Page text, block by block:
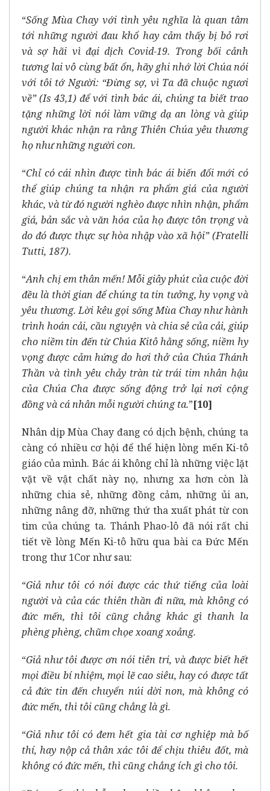
“Sống Mùa Chay với tình yêu nghĩa là quan tâm
tới những người đau khổ hay cảm thấy bị bỏ rơi
và sợ hãi vì đại dịch Covid-19. Trong bối cảnh
tương lai vô cùng bất ổn, hãy ghi nhớ lời Chúa nói
với tôi tớ Người: “Đừng sợ, vì Ta đã chuộc ngươi
về” (Is 43,1) để với tình bác ái, chúng ta biết trao
tặng những lời nói làm vững dạ an lòng và giúp
người khác nhận ra rằng Thiên Chúa yêu thương
họ như những người con.
“Chỉ có cái nhìn được tình bác ái biến đổi mới có
thể giúp chúng ta nhận ra phẩm giá của người
khác, và từ đó người nghèo được nhìn nhận, phẩm
giá, bản sắc và văn hóa của họ được tôn trọng và
do đó được thực sự hòa nhập vào xã hội” (Fratelli
Tutti, 187).
“Anh chị em thân mến! Mỗi giây phút của cuộc đời
đều là thời gian để chúng ta tin tưởng, hy vọng và
yêu thương. Lời kêu gọi sống Mùa Chay như hành
trình hoán cải, cầu nguyện và chia sẻ của cải, giúp
cho niềm tin đến từ Chúa Kitô hằng sống, niềm hy
vọng được cảm hứng do hơi thở của Chúa Thánh
Thần và tình yêu chảy tràn từ trái tim nhân hậu
của Chúa Cha được sống động trở lại nơi cộng
đồng và cá nhân mỗi người chúng ta.”[10]
Nhân dịp Mùa Chay đang có dịch bệnh, chúng ta
càng có nhiều cơ hội để thể hiện lòng mến Ki-tô
giáo của mình. Bác ái không chỉ là những việc lặt
vặt về vật chất này nọ, nhưng xa hơn còn là
những chia sẻ, những đồng cảm, những ủi an,
những nâng đỡ, những thứ tha xuất phát từ con
tim của chúng ta. Thánh Phao-lô đã nói rất chi
tiết về lòng Mến Ki-tô hữu qua bài ca Đức Mến
trong thư 1Cor như sau:
“Giả như tôi có nói được các thứ tiếng của loài
người và của các thiên thần đi nữa, mà không có
đức mến, thì tôi cũng chẳng khác gì thanh la
phèng phèng, chũm chọe xoang xoảng.
“Giả như tôi được ơn nói tiên tri, và được biết hết
mọi điều bí nhiệm, mọi lẽ cao siêu, hay có được tất
cả đức tin đến chuyển núi dời non, mà không có
đức mến, thì tôi cũng chẳng là gì.
“Giả như tôi có đem hết gia tài cơ nghiệp mà bố
thí, hay nộp cả thân xác tôi để chịu thiêu đốt, mà
không có đức mến, thì cũng chẳng ích gì cho tôi.